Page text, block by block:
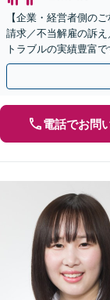
【企業・経営者側の
請求／不当解雇の訴
トラブルの実績豊富
約もお任せください
電話でお問